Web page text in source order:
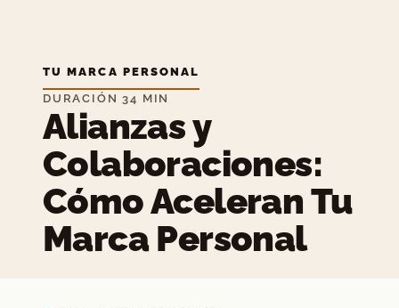
TU MARCA PERSONAL
DURACIÓN 34 MIN
Alianzas y
Colaboraciones:
Cómo Aceleran Tu
Marca Personal